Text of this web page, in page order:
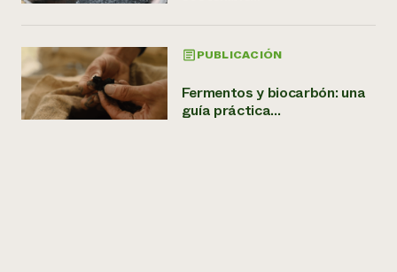
PUBLICACIÓN
Fermentos y biocarbón: una
guía práctica...